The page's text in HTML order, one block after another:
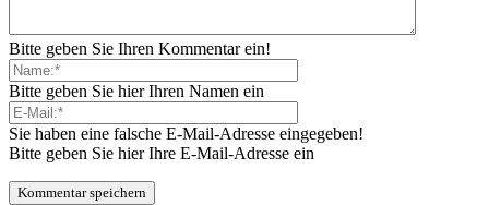
Bitte geben Sie Ihren Kommentar ein!
Bitte geben Sie hier Ihren Namen ein
Sie haben eine falsche E-Mail-Adresse eingegeben!
Bitte geben Sie hier Ihre E-Mail-Adresse ein